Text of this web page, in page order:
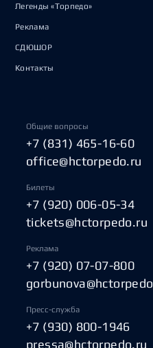
Легенды «Торпедо»
Реклама
СДЮШОР
Контакты
Общие вопросы
+7 (831) 465-16-60
office@hctorpedo.ru
Билеты
+7 (920) 006-05-34
tickets@hctorpedo.ru
Реклама
+7 (920) 07-07-800
Пресс-служба
+7 (930) 800-1946
pressa@hctorpedo.ru